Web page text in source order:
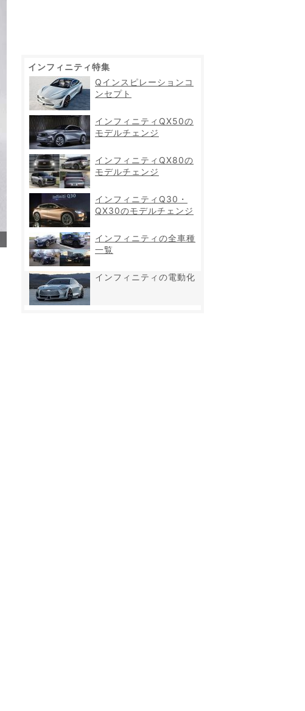
インフィニティ特集
Qインスピレーションコ
ンセプト
インフィニティQX50の
モデルチェンジ
インフィニティQX80の
モデルチェンジ
インフィニティQ30・
QX30のモデルチェンジ
インフィニティの全車種
一覧
インフィニティの電動化